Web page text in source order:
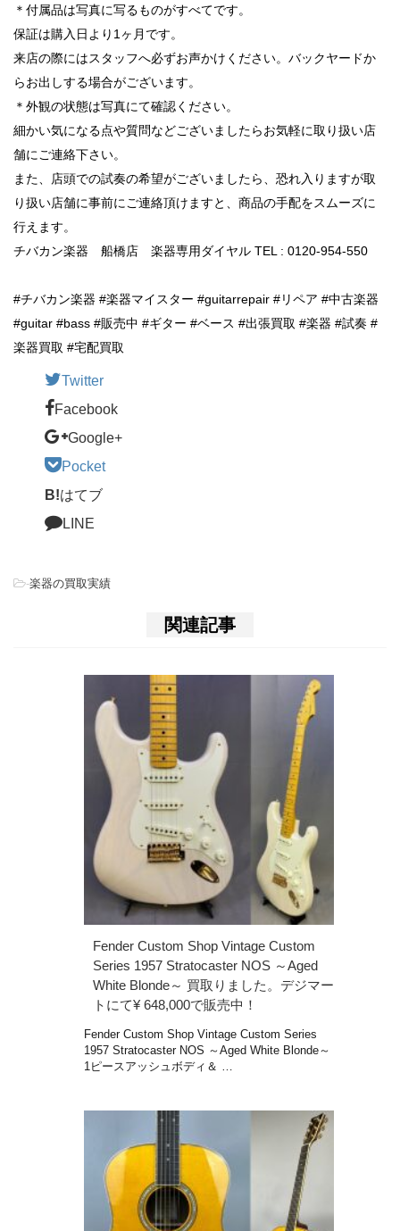
＊付属品は写真に写るものがすべてです。
保証は購入日より1ヶ月です。
来店の際にはスタッフへ必ずお声かけください。バックヤードか
らお出しする場合がございます。
＊外観の状態は写真にて確認ください。
細かい気になる点や質問などございましたらお気軽に取り扱い店
舗にご連絡下さい。
また、店頭での試奏の希望がございましたら、恐れ入りますが取
り扱い店舗に事前にご連絡頂けますと、商品の手配をスムーズに
行えます。
チバカン楽器 船橋店 楽器専用ダイヤル TEL : 0120-954-550
#チバカン楽器 #楽器マイスター #guitarrepair #リペア #中古楽器
#guitar #bass #販売中 #ギター #ベース #出張買取 #楽器 #試奏 #
楽器買取 #宅配買取
Twitter
Facebook
Google+
Pocket
B!はてブ
LINE
-楽器の買取実績
関連記事
Fender Custom Shop Vintage Custom
Series 1957 Stratocaster NOS ～Aged
White Blonde～ 買取りました。デジマー
トにて¥ 648,000で販売中！
Fender Custom Shop Vintage Custom Series
1957 Stratocaster NOS ～Aged White Blonde～
1ピースアッシュボディ＆ …